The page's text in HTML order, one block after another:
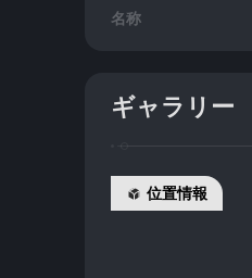
名称
ギャラリー
位置情報